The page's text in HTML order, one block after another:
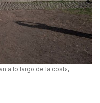
a lo largo de la costa,